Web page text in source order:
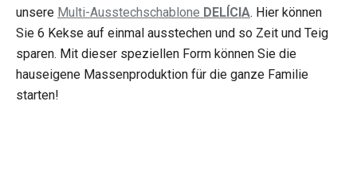
unsere Multi-Ausstechschablone DELÍCIA. Hier können
Sie 6 Kekse auf einmal ausstechen und so Zeit und Teig
sparen. Mit dieser speziellen Form können Sie die
hauseigene Massenproduktion für die ganze Familie
starten!